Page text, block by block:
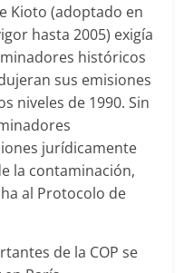
Kioto (adoptado en
hasta 2005) exigía
históricos
sus emisiones
niveles de 1990. Sin
jurídicamente
la contaminación,
al Protocolo de
de la COP se